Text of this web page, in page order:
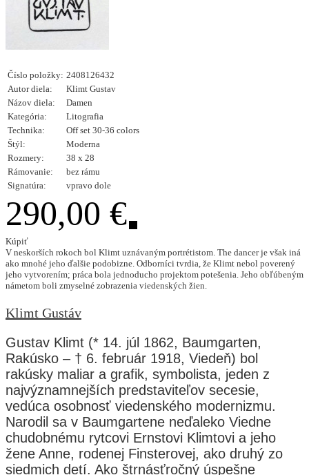
Číslo položky: 2408126432
Autor diela:
Klimt Gustav
Názov diela:
Damen
Kategória:
Litografia
Technika:
Off set 30-36 colors
Štýl:
Moderna
Rozmery:
38 x 28
Rámovanie:
bez rámu
Signatúra:
vpravo dole
290,00 €
Kúpiť
V neskorších rokoch bol Klimt uznávaným portrétistom. The dancer je však iná
ako mnohé jeho ďalšie podobizne. Odborníci tvrdia, že Klimt nebol poverený
jeho vytvorením; práca bola jednoducho projektom potešenia. Jeho obľúbeným
námetom boli zmyselné zobrazenia viedenských žien.
Klimt Gustáv
Gustav Klimt (* 14. júl 1862, Baumgarten,
Rakúsko – † 6. február 1918, Viedeň) bol
rakúsky maliar a grafik, symbolista, jeden z
najvýznamnejších predstaviteľov secesie,
vedúca osobnosť viedenského modernizmu.
Narodil sa v Baumgartene neďaleko Viedne
chudobnému rytcovi Ernstovi Klimtovi a jeho
žene Anne, rodenej Finsterovej, ako druhý zo
siedmich detí. Ako štrnásťročný úspešne